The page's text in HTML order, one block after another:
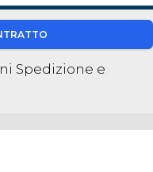
Spedizione e